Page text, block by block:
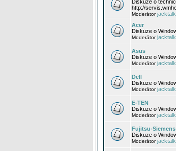
Diskuze o
http://
Moderátor
Acer
Diskuze o
Moderátor
Asus
Diskuze o
Moderátor
Dell
Diskuze o
Moderátor
E-TEN
Diskuze o
Moderátor
Fujitsu-Siemens
Diskuze o
Moderátor